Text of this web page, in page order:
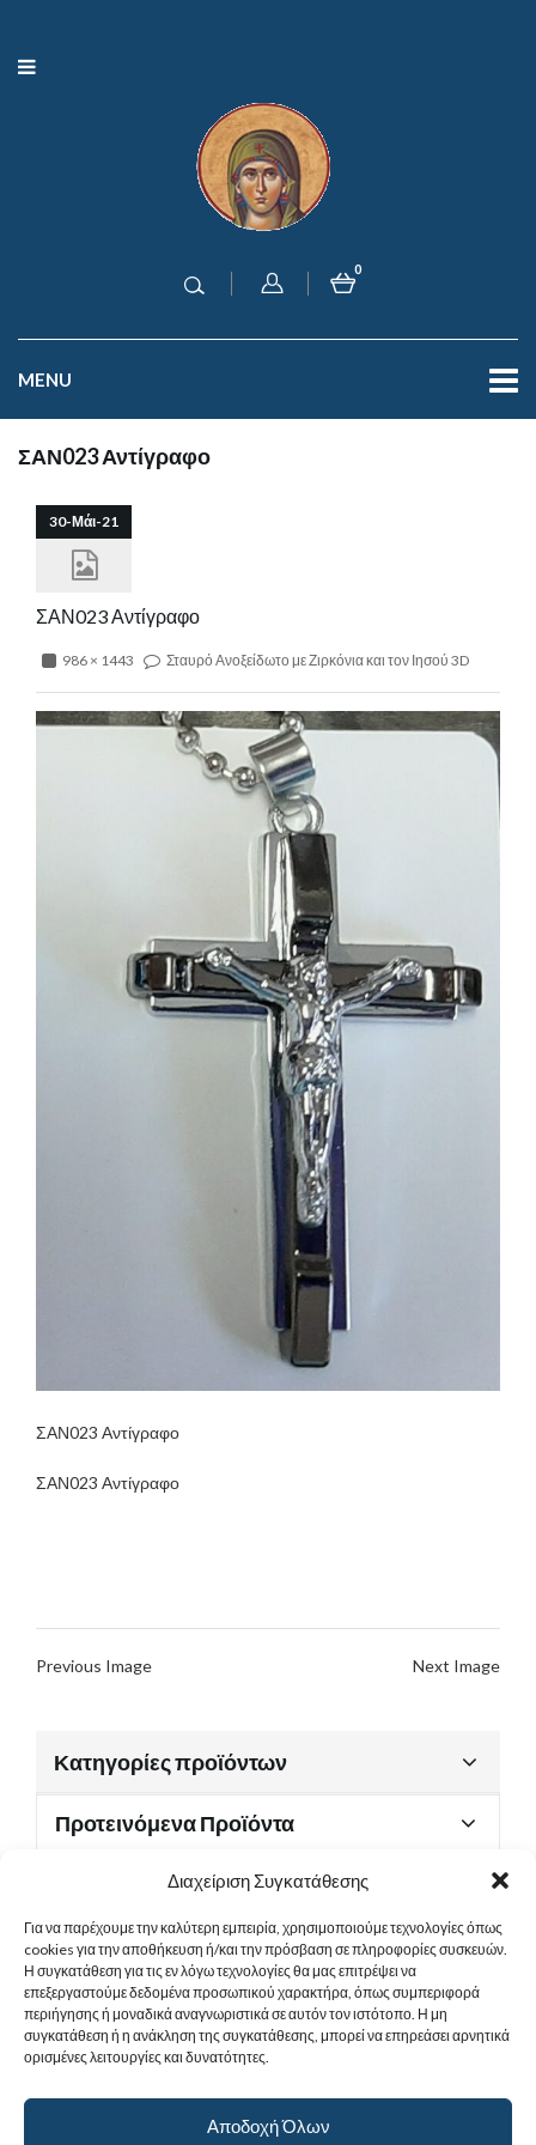
Διαχείριση Συγκατάθεσης
Για να παρέχουμε την καλύτερη εμπειρία, χρησιμοποιούμε τεχνολογίες όπως
cookies για την αποθήκευση ή/και την πρόσβαση σε πληροφορίες συσκευών.
Η συγκατάθεση για τις εν λόγω τεχνολογίες θα μας επιτρέψει να
επεξεργαστούμε δεδομένα προσωπικού χαρακτήρα, όπως συμπεριφορά
περιήγησης ή μοναδικά αναγνωριστικά σε αυτόν τον ιστότοπο. Η μη
συγκατάθεση ή η ανάκληση της συγκατάθεσης, μπορεί να επηρεάσει αρνητικά
ορισμένες λειτουργίες και δυνατότητες.
Αποδοχή Όλων
0
MENU
ΣΑΝ023 Αντίγραφο
30-Μάι-21
ΣΑΝ023 Αντίγραφο
986 × 1443 Σταυρό Ανοξείδωτο με Ζιρκόνια και τον Ιησού 3D
ΣΑΝ023 Αντίγραφο
ΣΑΝ023 Αντίγραφο
Previous Image Next Image
Κατηγορίες προϊόντων
Προτεινόμενα Προϊόντα
Χρήσιμα Έγγραφα
Sitemap
Στοιχεία Επικοινωνίας